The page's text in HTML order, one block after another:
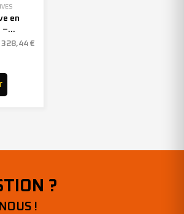
en
–
Grain 40
328,44 €
?
!